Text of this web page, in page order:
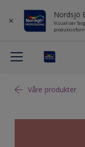
Nordsjö
Visualiser
Våre produkter